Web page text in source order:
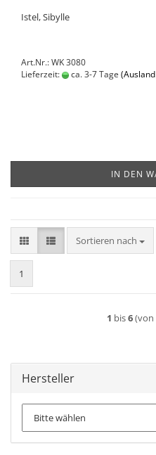
Istel, Sibylle
Art.Nr.: WK 3080
Lieferzeit:
ca. 3-7 Tage
IN DEN
Sortieren nach
Sortieren nach
1
1 bis6(von
Hersteller